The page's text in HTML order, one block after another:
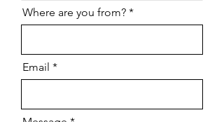
Where are you from?
Email